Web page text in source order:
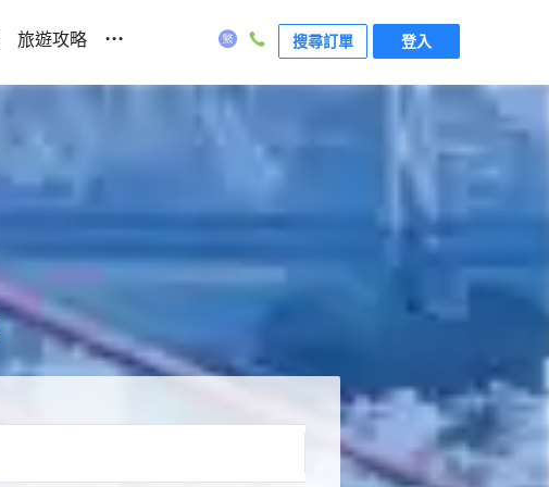
旅遊攻略 ... 搜尋訂單 登入